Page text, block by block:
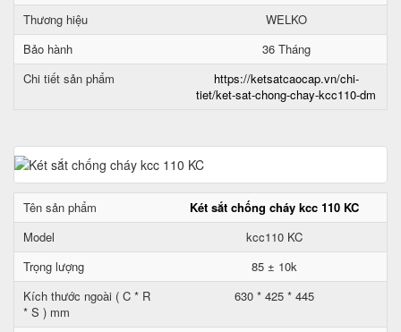
Thương hiệu
WELKO
Bảo hành
36 Tháng
Chi tiết sản phẩm
https://ketsatcaocap.vn/chi-
tiet/ket-sat-chong-chay-kcc110-dm
Tên sản phẩm
Két sắt chống cháy kcc 110 KC
Model
kcc110 KC
Trọng lượng
85 ± 10k
Kích thước ngoài ( C * R
* S ) mm
630 * 425 * 445